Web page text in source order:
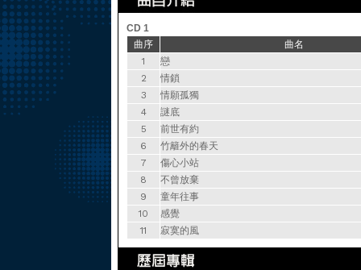
CD 1
曲序
曲名
1
戀
2
情鎖
3
情願孤獨
4
謎底
5
前世有約
6
竹籬外的春天
7
傷心小站
8
不曾放棄
9
童年往事
10
感覺
11
寂寞的風